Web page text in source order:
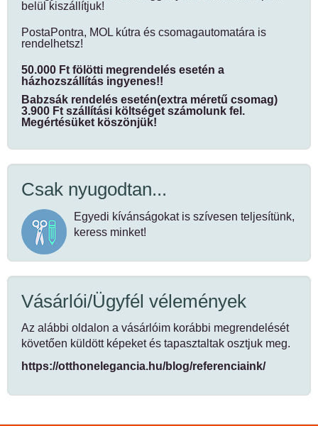
belül kiszállítjuk!
PostaPontra, MOL kútra és csomagautomatára is
rendelhetsz!
50.000 Ft fölötti megrendelés esetén a
házhozszállítás ingyenes!!
Babzsák rendelés esetén(extra méretű csomag)
3.900 Ft szállítási költséget számolunk fel.
Megértésüket köszönjük!
Csak nyugodtan...
Egyedi kívánságokat is szívesen teljesítünk,
keress minket!
Vásárlói/Ügyfél vélemények
Az alábbi oldalon a vásárlóim korábbi megrendelését
követően küldött képeket és tapasztaltak osztjuk meg.
https://otthonelegancia.hu/blog/referenciaink/